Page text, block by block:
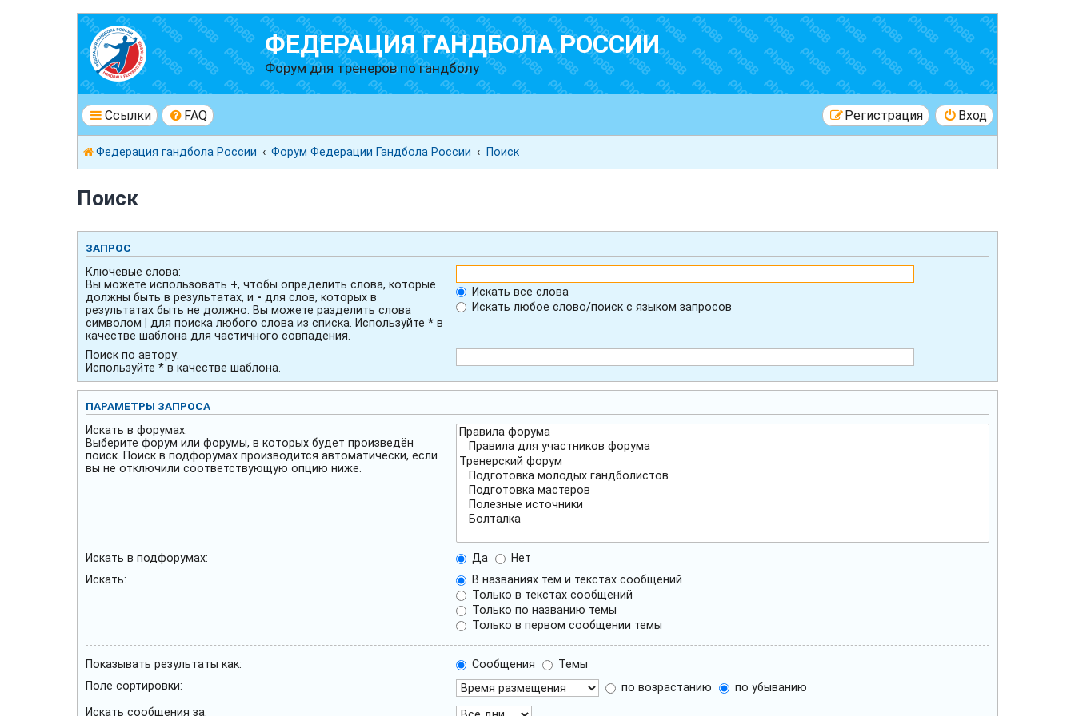
ФЕДЕРАЦИЯ ГАНДБОЛА РОССИИ
Форум для тренеров по гандболу
Ссылки FAQ Вход
Регистрация
Федерация гандбола России Форум Федерации Гандбола России Поиск
Поиск
ЗАПРОС
Ключевые слова:
Вы можете использовать +, чтобы определить слова, которые
должны быть в результатах, и - для слов, которых в
результатах быть не должно. Вы можете разделить слова
символом | для поиска любого слова из списка. Используйте * в
качестве шаблона для частичного совпадения.
Искать все слова
Искать любое слово/поиск с языком запросов
Поиск по автору:
Используйте * в качестве шаблона.
ПАРАМЕТРЫ ЗАПРОСА
Искать в форумах:
Выберите форум или форумы, в которых будет произведён
поиск. Поиск в подфорумах производится автоматически, если
вы не отключили соответствующую опцию ниже.
Искать в подфорумах: Да
Нет
Искать:
В названиях тем и текстах сообщений
Только в текстах сообщений
Только по названию темы
Только в первом сообщении темы
Показывать результаты как: Сообщения
Темы
Поле сортировки:
по возрастанию
по убыванию
Искать сообщения за: